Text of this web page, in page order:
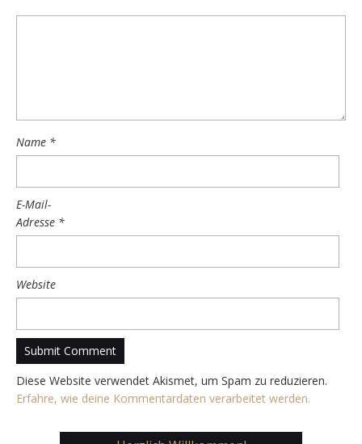
Name *
E-Mail-
Adresse *
Website
Diese Website verwendet Akismet, um Spam zu reduzieren.
Erfahre, wie deine Kommentardaten verarbeitet werden.